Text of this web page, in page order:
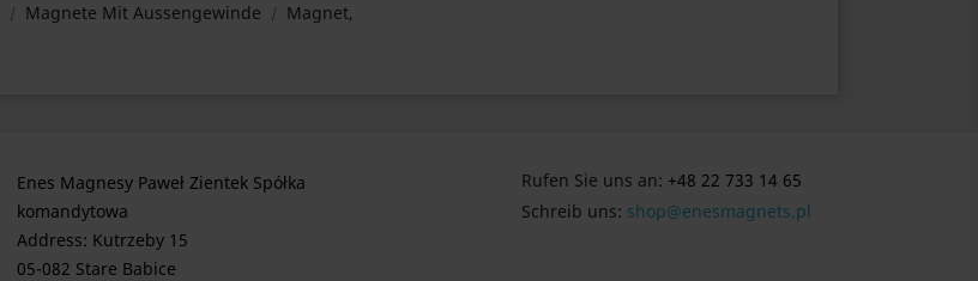
Magnete Mit Aussengewinde
Magnet,
Enes Magnesy Paweł Zientek Spółka
komandytowa
Address: Kutrzeby 15
05-082 Stare Babice
Rufen Sie uns an: +48 22 733 14 65
Schreib uns: shop@enesmagnets.pl